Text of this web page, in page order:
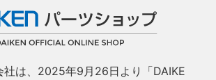
社は、2025年9月26日より「DAIKE